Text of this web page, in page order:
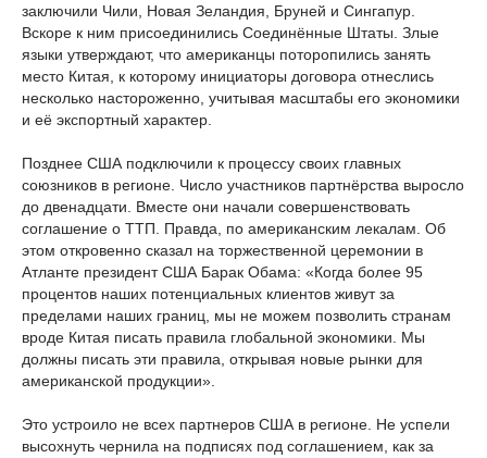
заключили Чили, Новая Зеландия, Бруней и Сингапур.
Вскоре к ним присоединились Соединённые Штаты. Злые
языки утверждают, что американцы поторопились занять
место Китая, к которому инициаторы договора отнеслись
несколько настороженно, учитывая масштабы его экономики
и её экспортный характер.
Позднее США подключили к процессу своих главных
союзников в регионе. Число участников партнёрства выросло
до двенадцати. Вместе они начали совершенствовать
соглашение о ТТП. Правда, по американским лекалам. Об
этом откровенно сказал на торжественной церемонии в
Атланте президент США Барак Обама: «Когда более 95
процентов наших потенциальных клиентов живут за
пределами наших границ, мы не можем позволить странам
вроде Китая писать правила глобальной экономики. Мы
должны писать эти правила, открывая новые рынки для
американской продукции».
Это устроило не всех партнеров США в регионе. Не успели
высохнуть чернила на подписях под соглашением, как за